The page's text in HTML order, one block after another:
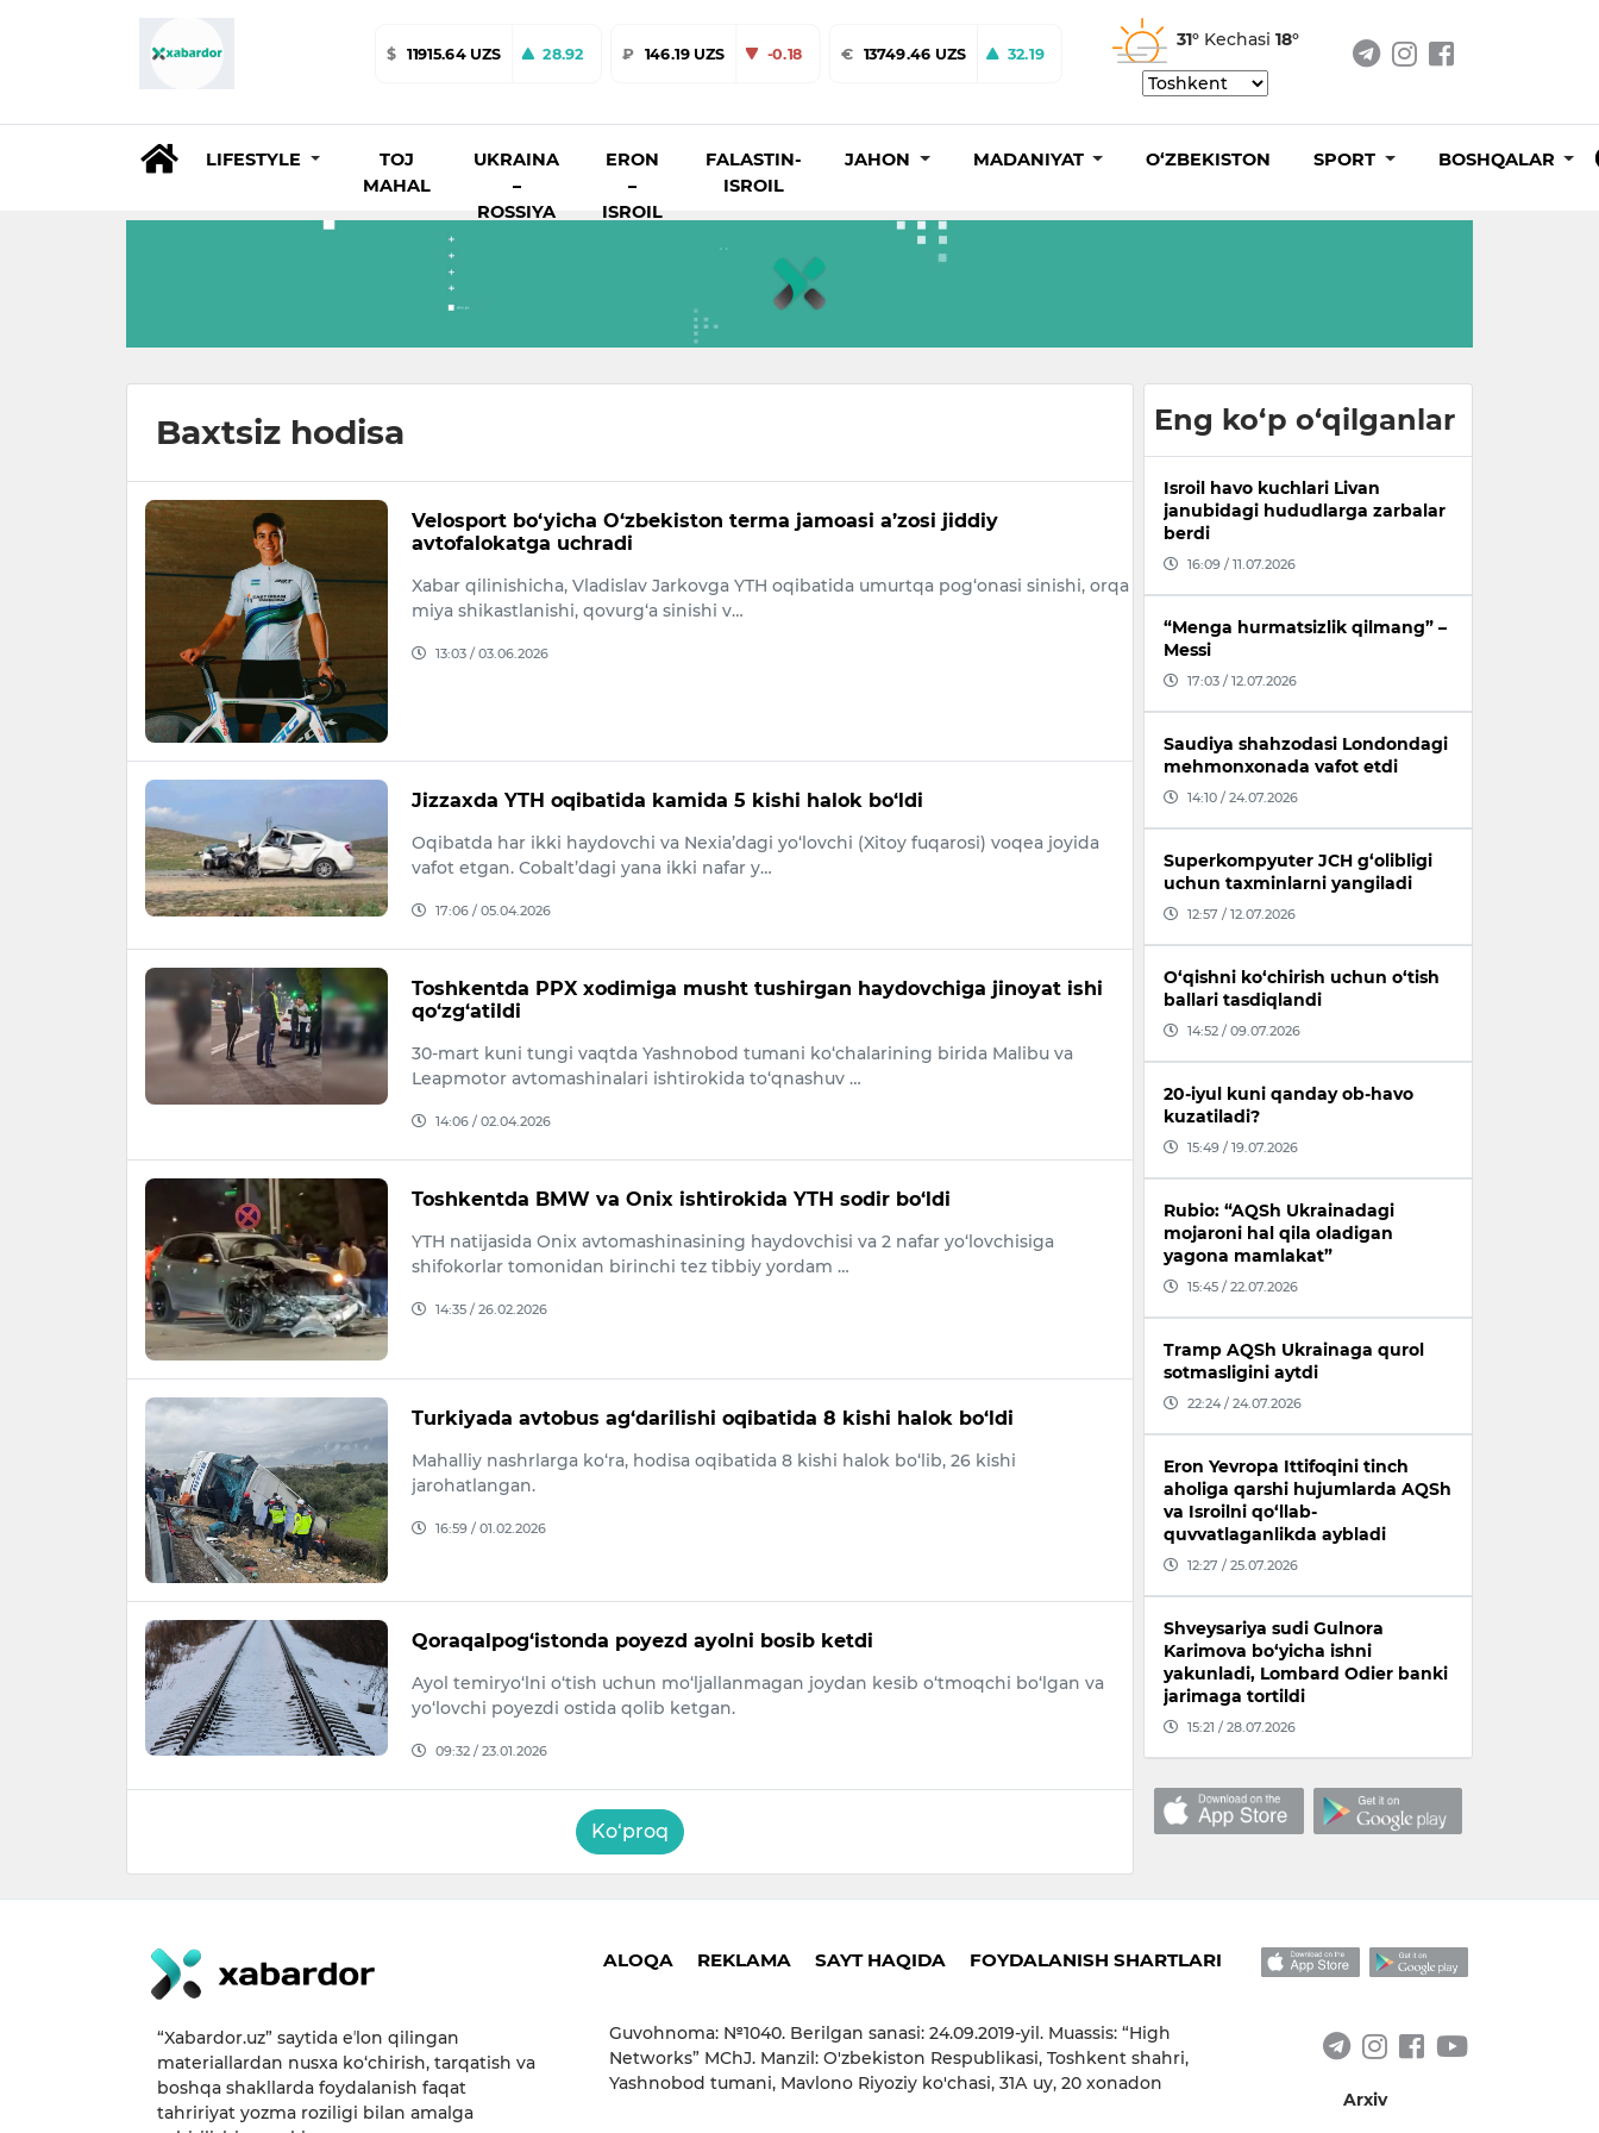
$ 11915.64 UZS 28.92 ₽ 146.19 UZS -0.18 € 13749.46 UZS 32.19
31° Kechasi 18°
LIFESTYLE
TOJ
MAHAL
UKRAINA
–
ROSSIYA
ERON
–
ISROIL
FALASTIN-
ISROIL
JAHON MADANIYAT O‘ZBEKISTON SPORT BOSHQALAR
Baxtsiz hodisa
Velosport bo‘yicha O‘zbekiston terma jamoasi a’zosi jiddiy
avtofalokatga uchradi
Xabar qilinishicha, Vladislav Jarkovga YTH oqibatida umurtqa pog‘onasi sinishi, orqa
miya shikastlanishi, qovurg‘a sinishi v…
13:03 / 03.06.2026
Jizzaxda YTH oqibatida kamida 5 kishi halok bo‘ldi
Oqibatda har ikki haydovchi va Nexia’dagi yo‘lovchi (Xitoy fuqarosi) voqea joyida
vafot etgan. Cobalt’dagi yana ikki nafar y…
17:06 / 05.04.2026
Toshkentda PPX xodimiga musht tushirgan haydovchiga jinoyat ishi
qo‘zg‘atildi
30-mart kuni tungi vaqtda Yashnobod tumani ko‘chalarining birida Malibu va
Leapmotor avtomashinalari ishtirokida to‘qnashuv …
14:06 / 02.04.2026
Toshkentda BMW va Onix ishtirokida YTH sodir bo‘ldi
YTH natijasida Onix avtomashinasining haydovchisi va 2 nafar yo‘lovchisiga
shifokorlar tomonidan birinchi tez tibbiy yordam …
14:35 / 26.02.2026
Turkiyada avtobus ag‘darilishi oqibatida 8 kishi halok bo‘ldi
Mahalliy nashrlarga ko‘ra, hodisa oqibatida 8 kishi halok bo‘lib, 26 kishi
jarohatlangan.
16:59 / 01.02.2026
Qoraqalpog‘istonda poyezd ayolni bosib ketdi
Ayol temiryo‘lni o‘tish uchun mo‘ljallanmagan joydan kesib o‘tmoqchi bo‘lgan va
yo‘lovchi poyezdi ostida qolib ketgan.
09:32 / 23.01.2026
Ko‘proq
Eng ko‘p o‘qilganlar
Isroil havo kuchlari Livan
janubidagi hududlarga zarbalar
berdi
16:09 / 11.07.2026
“Menga hurmatsizlik qilmang” –
Messi
17:03 / 12.07.2026
Saudiya shahzodasi Londondagi
mehmonxonada vafot etdi
14:10 / 24.07.2026
Superkompyuter JCH g‘olibligi
uchun taxminlarni yangiladi
12:57 / 12.07.2026
O‘qishni ko‘chirish uchun o‘tish
ballari tasdiqlandi
14:52 / 09.07.2026
20-iyul kuni qanday ob-havo
kuzatiladi?
15:49 / 19.07.2026
Rubio: “AQSh Ukrainadagi
mojaroni hal qila oladigan
yagona mamlakat”
15:45 / 22.07.2026
Tramp AQSh Ukrainaga qurol
sotmasligini aytdi
22:24 / 24.07.2026
Eron Yevropa Ittifoqini tinch
aholiga qarshi hujumlarda AQSh
va Isroilni qo‘llab-
quvvatlaganlikda aybladi
12:27 / 25.07.2026
Shveysariya sudi Gulnora
Karimova bo‘yicha ishni
yakunladi, Lombard Odier banki
jarimaga tortildi
15:21 / 28.07.2026
“Xabardor.uz” saytida eʼlon qilingan
materiallardan nusxa ko‘chirish, tarqatish va
boshqa shakllarda foydalanish faqat
tahririyat yozma roziligi bilan amalga
ALOQA REKLAMA SAYT HAQIDA FOYDALANISH SHARTLARI
Guvohnoma: №1040. Berilgan sanasi: 24.09.2019-yil. Muassis: “High
Networks” MChJ. Manzil: O'zbekiston Respublikasi, Toshkent shahri,
Yashnobod tumani, Mavlono Riyoziy ko'chasi, 31А uy, 20 xonadon
Arxiv